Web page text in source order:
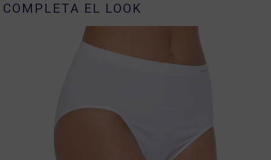
COMPLETA EL LOOK